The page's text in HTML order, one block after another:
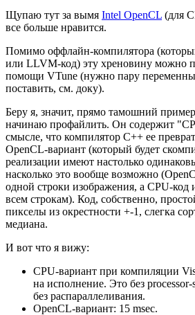
Щупаю тут за вымя Intel OpenCL (для
все больше нравится.
Помимо оффлайн-компилятора
или LLVM-код) эту хреновину можно
помощи VTune (нужно пару
поставить, см. доку).
Беру я, значит, прямо тамошний
начинаю профайлить. Он содержит
смысле, что компилятор C++ ее
OpenCL-вариант (который будет
реализации имеют настолько
насколько это вообще возможно
одной строки изображения, а CPU-код
всем строкам). Код, собственно,
пикселы из окрестности +-1, слегка
медиана.
И вот что я вижу:
CPU-вариант при компиляции
на исполнение. Это без
без распараллеливания.
OpenCL-вариант: 15 msec.